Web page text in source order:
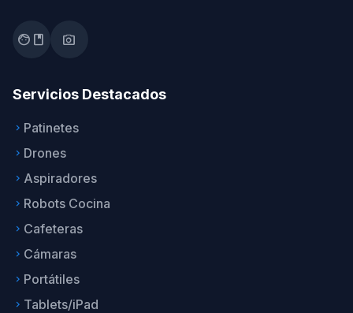
facebook photo_camera
Servicios Destacados
keyboard_arrow_right Patinetes
keyboard_arrow_right Drones
keyboard_arrow_right Aspiradores
keyboard_arrow_right Robots Cocina
keyboard_arrow_right Cafeteras
keyboard_arrow_right Cámaras
keyboard_arrow_right Portátiles
keyboard_arrow_right Tablets/iPad